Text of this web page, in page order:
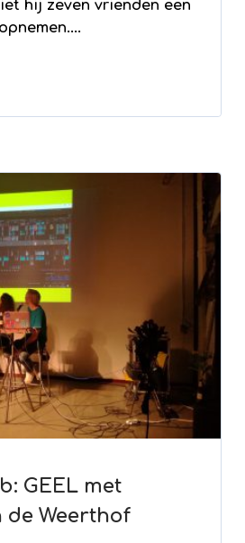
hij zeven vrienden een
GEEL met
Weerthof